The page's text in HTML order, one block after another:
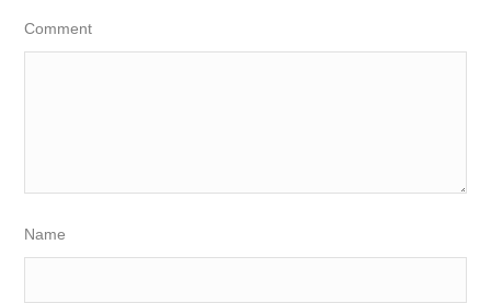
Comment
Name